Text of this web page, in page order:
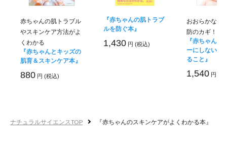
赤ちゃんの肌トラブル
やスキンケア方法がよ
くわかる
『赤ちゃんとキッズの
肌育＆スキンケア本』
880 円 (税込)
『赤ちゃんの肌トラブ
ルを防ぐ本』
1,430 円 (税込)
おおらかな子
防のカギ！
『赤ちゃんを
ーにしないた
ること』
1,540 円 (税
ナチュラルサイエンスTOP 『赤ちゃんのスキンケアがよくわかる本』